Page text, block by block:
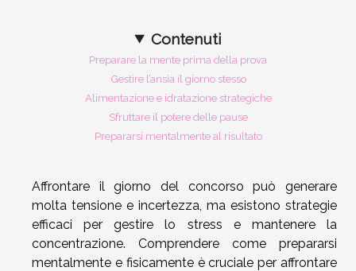
Contenuti
Preparare la mente prima della prova
Gestire l’ansia il giorno stesso
Alimentazione e idratazione strategiche
Sfruttare il potere delle pause
Prepararsi mentalmente al risultato
Affrontare il giorno del concorso può generare
molta tensione e incertezza, ma esistono strategie
efficaci per gestire lo stress e mantenere la
concentrazione. Comprendere come prepararsi
mentalmente e fisicamente è cruciale per affrontare